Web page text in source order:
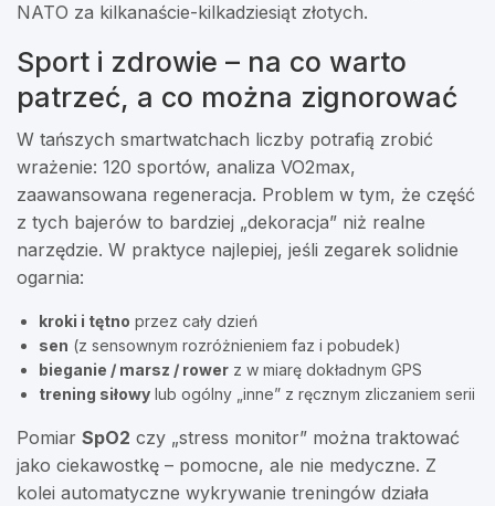
NATO za kilkanaście-kilkadziesiąt złotych.
Sport i zdrowie – na co warto
patrzeć, a co można zignorować
W tańszych smartwatchach liczby potrafią zrobić
wrażenie: 120 sportów, analiza VO2max,
zaawansowana regeneracja. Problem w tym, że część
z tych bajerów to bardziej „dekoracja” niż realne
narzędzie. W praktyce najlepiej, jeśli zegarek solidnie
ogarnia:
kroki i tętno przez cały dzień
sen (z sensownym rozróżnieniem faz i pobudek)
bieganie / marsz / rower z w miarę dokładnym GPS
trening siłowy lub ogólny „inne” z ręcznym zliczaniem serii
Pomiar SpO2 czy „stress monitor” można traktować
jako ciekawostkę – pomocne, ale nie medyczne. Z
kolei automatyczne wykrywanie treningów działa